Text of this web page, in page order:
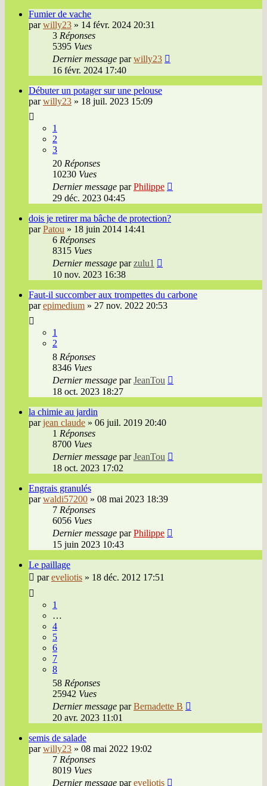
Fumier de vache
parwilly23 » 14 févr. 2024 20:31
3 Réponses
5395 Vues
Dernier message parwilly23
16 févr. 2024 17:40
Débuter un potager sur une pelouse
parwilly23 » 18 juil. 2023 15:09
1
2
3
20 Réponses
10230 Vues
Dernier message parPhilippe
29 déc. 2023 04:45
dois je retirer ma bâche de protection?
parPatou » 18 juin 2014 14:41
6 Réponses
8315 Vues
Dernier message parzulu1
10 nov. 2023 16:38
Faut-il succomber aux trompettes du carbone
parepimedium » 27 nov. 2022 20:53
1
2
8 Réponses
8346 Vues
Dernier message parJeanTou
18 oct. 2023 18:27
la chimie au jardin
parjean claude » 06 juil. 2019 20:40
1 Réponses
8700 Vues
Dernier message parJeanTou
18 oct. 2023 17:02
Engrais granulés
parwaldi57200 » 08 mai 2023 18:39
7 Réponses
6056 Vues
Dernier message parPhilippe
15 juin 2023 10:43
Le paillage
pareveliotis » 18 déc. 2012 17:51
1
…
4
5
6
7
8
58 Réponses
25942 Vues
Dernier message parBernadette B
20 avr. 2023 11:01
semis de salade
parwilly23 » 08 mai 2022 19:02
7 Réponses
8019 Vues
Dernier message pareveliotis